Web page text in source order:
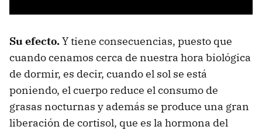
Su efecto.Y tiene consecuencias, puesto que
cuando cenamos cerca de nuestra hora biológica
de dormir, es decir, cuando el sol se está
poniendo, el cuerpo reduce el consumo de
grasas nocturnas y además se produce una gran
liberación de cortisol, que es la hormona del